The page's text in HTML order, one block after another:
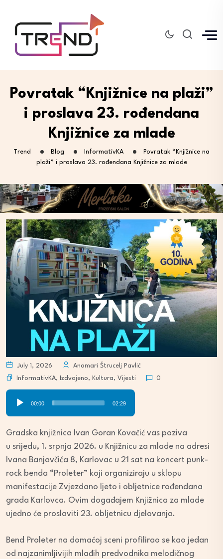
Povratak “Knjižnice na plaži”
i proslava 23. rođendana
Knjižnice za mlade
Trend Blog InformativKA
Povratak “Knjižnice na
plaži” i proslava 23. rođendana Knjižnice za mlade
July 1, 2026
Anamari Štrucelj Pavlić
InformativKA, Izdvojeno, Kultura, Vijesti 0
Audio
Player
00:00 02:29
Gradska knjižnica Ivan Goran Kovačić vas poziva
u srijedu, 1. srpnja 2026. u Knjižnicu za mlade na adresi
Ivana Banjavčića 8, Karlovac u 21 sat na koncert punk-
rock benda “Proleter” koji organiziraju u sklopu
manifestacije Zvjezdano ljeto i obljetnice rođendana
grada Karlovca. Ovim događajem Knjižnica za mlade
ujedno će proslaviti 23. obljetnicu djelovanja.
Bend Proleter na domaćoj sceni profilirao se kao jedan
od najzanimljivijih mlađih predvodnika melodičnog